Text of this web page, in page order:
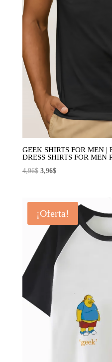
GEEK SHIRTS FOR MEN |
DRESS SHIRTS FOR MEN
4,96$ El
era:
4,96$.
3,96$El
es:
3,96$.
¡Oferta!